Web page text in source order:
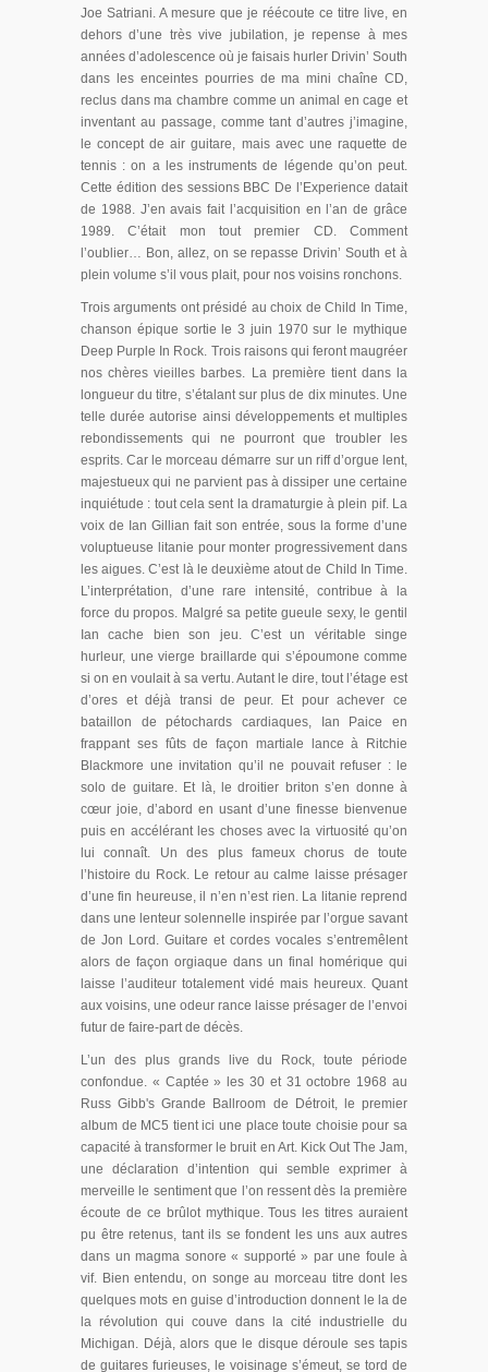
Joe Satriani. A mesure que je réécoute ce titre live, en
dehors d’une très vive jubilation, je repense à mes
années d’adolescence où je faisais hurler Drivin’ South
dans les enceintes pourries de ma mini chaîne CD,
reclus dans ma chambre comme un animal en cage et
inventant au passage, comme tant d’autres j’imagine,
le concept de air guitare, mais avec une raquette de
tennis : on a les instruments de légende qu’on peut.
Cette édition des sessions BBC De l’Experience datait
de 1988. J’en avais fait l’acquisition en l’an de grâce
1989. C’était mon tout premier CD. Comment
l’oublier… Bon, allez, on se repasse Drivin’ South et à
plein volume s’il vous plait, pour nos voisins ronchons.
Trois arguments ont présidé au choix de Child In Time,
chanson épique sortie le 3 juin 1970 sur le mythique
Deep Purple In Rock. Trois raisons qui feront maugréer
nos chères vieilles barbes. La première tient dans la
longueur du titre, s’étalant sur plus de dix minutes. Une
telle durée autorise ainsi développements et multiples
rebondissements qui ne pourront que troubler les
esprits. Car le morceau démarre sur un riff d’orgue lent,
majestueux qui ne parvient pas à dissiper une certaine
inquiétude : tout cela sent la dramaturgie à plein pif. La
voix de Ian Gillian fait son entrée, sous la forme d’une
voluptueuse litanie pour monter progressivement dans
les aigues. C’est là le deuxième atout de Child In Time.
L’interprétation, d’une rare intensité, contribue à la
force du propos. Malgré sa petite gueule sexy, le gentil
Ian cache bien son jeu. C’est un véritable singe
hurleur, une vierge braillarde qui s’époumone comme
si on en voulait à sa vertu. Autant le dire, tout l’étage est
d’ores et déjà transi de peur. Et pour achever ce
bataillon de pétochards cardiaques, Ian Paice en
frappant ses fûts de façon martiale lance à Ritchie
Blackmore une invitation qu’il ne pouvait refuser : le
solo de guitare. Et là, le droitier briton s’en donne à
cœur joie, d’abord en usant d’une finesse bienvenue
puis en accélérant les choses avec la virtuosité qu’on
lui connaît. Un des plus fameux chorus de toute
l’histoire du Rock. Le retour au calme laisse présager
d’une fin heureuse, il n’en n’est rien. La litanie reprend
dans une lenteur solennelle inspirée par l’orgue savant
de Jon Lord. Guitare et cordes vocales s’entremêlent
alors de façon orgiaque dans un final homérique qui
laisse l’auditeur totalement vidé mais heureux. Quant
aux voisins, une odeur rance laisse présager de l’envoi
futur de faire-part de décès.
L’un des plus grands live du Rock, toute période
confondue. « Captée » les 30 et 31 octobre 1968 au
Russ Gibb's Grande Ballroom de Détroit, le premier
album de MC5 tient ici une place toute choisie pour sa
capacité à transformer le bruit en Art. Kick Out The Jam,
une déclaration d’intention qui semble exprimer à
merveille le sentiment que l’on ressent dès la première
écoute de ce brûlot mythique. Tous les titres auraient
pu être retenus, tant ils se fondent les uns aux autres
dans un magma sonore « supporté » par une foule à
vif. Bien entendu, on songe au morceau titre dont les
quelques mots en guise d’introduction donnent le la de
la révolution qui couve dans la cité industrielle du
Michigan. Déjà, alors que le disque déroule ses tapis
de guitares furieuses, le voisinage s’émeut, se tord de